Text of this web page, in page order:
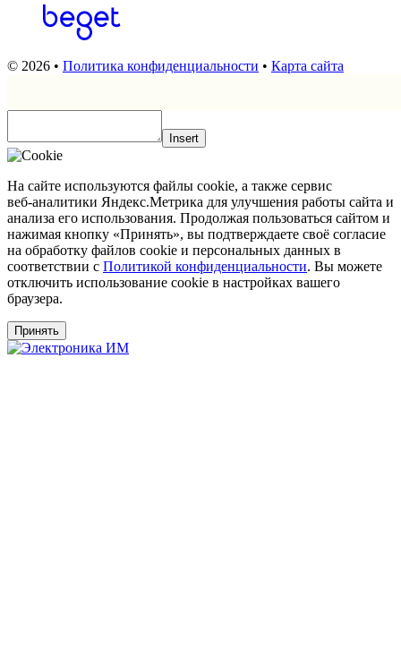
© 2026 • Политика конфиденциальности • Карта сайта
Insert
На сайте используются файлы cookie, а также сервис
веб‑аналитики Яндекс.Метрика для улучшения работы сайта и
анализа его использования. Продолжая пользоваться сайтом и
нажимая кнопку «Принять», вы подтверждаете своё согласие
на обработку файлов cookie и персональных данных в
соответствии с Политикой конфиденциальности. Вы можете
отключить использование cookie в настройках вашего
браузера.
Принять